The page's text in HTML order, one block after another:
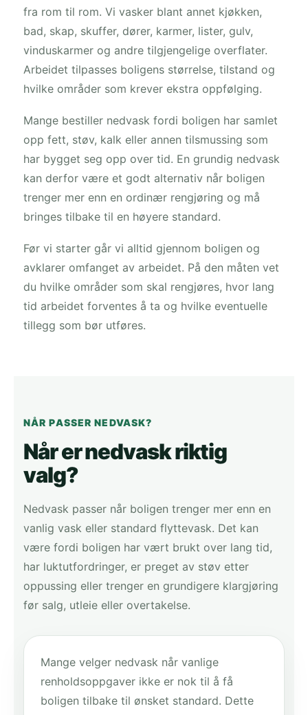
fra rom til rom. Vi vasker blant annet kjøkken,
bad, skap, skuffer, dører, karmer, lister, gulv,
vinduskarmer og andre tilgjengelige overflater.
Arbeidet tilpasses boligens størrelse, tilstand og
hvilke områder som krever ekstra oppfølging.
Mange bestiller nedvask fordi boligen har samlet
opp fett, støv, kalk eller annen tilsmussing som
har bygget seg opp over tid. En grundig nedvask
kan derfor være et godt alternativ når boligen
trenger mer enn en ordinær rengjøring og må
bringes tilbake til en høyere standard.
Før vi starter går vi alltid gjennom boligen og
avklarer omfanget av arbeidet. På den måten vet
du hvilke områder som skal rengjøres, hvor lang
tid arbeidet forventes å ta og hvilke eventuelle
tillegg som bør utføres.
NÅR PASSER NEDVASK?
Når er nedvask riktig
valg?
Nedvask passer når boligen trenger mer enn en
vanlig vask eller standard flyttevask. Det kan
være fordi boligen har vært brukt over lang tid,
har luktutfordringer, er preget av støv etter
oppussing eller trenger en grundigere klargjøring
før salg, utleie eller overtakelse.
Mange velger nedvask når vanlige
renholdsoppgaver ikke er nok til å få
boligen tilbake til ønsket standard. Dette